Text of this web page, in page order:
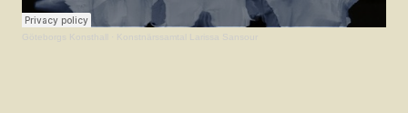
Göteborgs Konsthall